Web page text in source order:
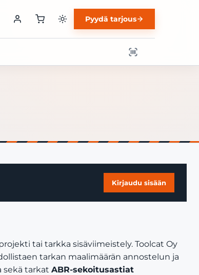
Pyydä tarjous
Kirjaudu sisään
tai tarkka sisäviimeistely. Toolcat Oy
tarkan maalimäärän annostelun ja
sekä tarkat ABR-sekoitusastiat